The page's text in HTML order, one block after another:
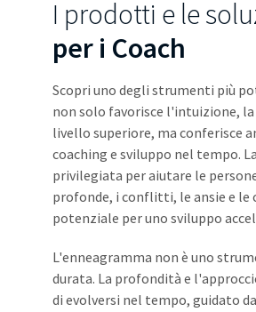
I prodotti e le
per i Coach
Scopri uno degli strumenti più
non solo favorisce l'intuizione,
livello superiore, ma conferisce
coaching e sviluppo nel tempo.
privilegiata per aiutare le
profonde, i conflitti, le ansie e
potenziale per uno sviluppo
L'enneagramma non è uno
durata. La profondità e
di evolversi nel tempo, guidato